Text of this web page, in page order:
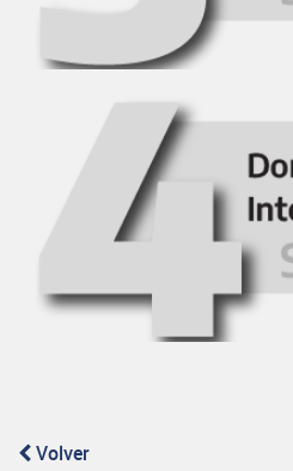
Volver